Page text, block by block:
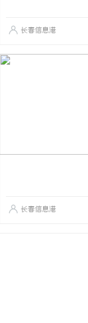
长春信息港
长春信息港